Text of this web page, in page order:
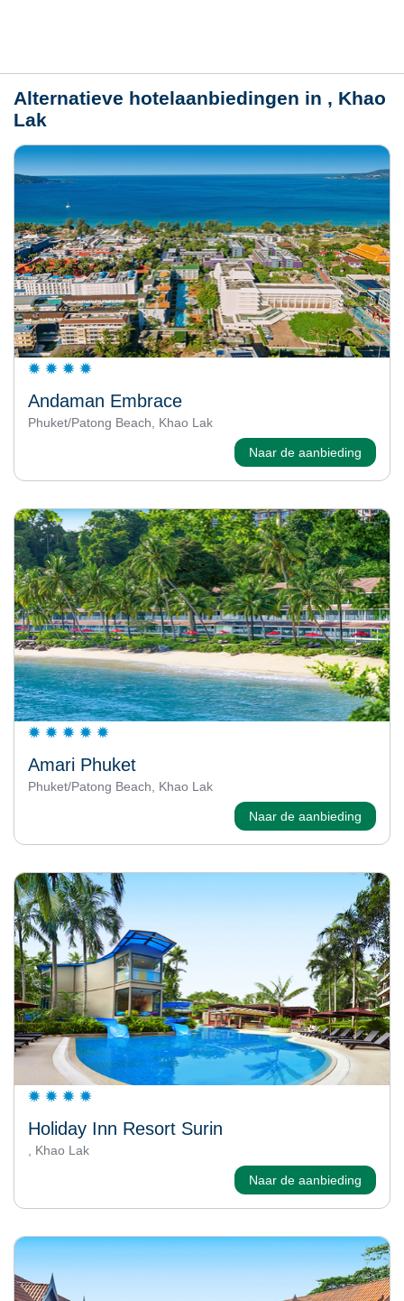
Alternatieve hotelaanbiedingen in , Khao
Lak
Andaman Embrace
Phuket/Patong Beach, Khao Lak
Naar de aanbieding
Amari Phuket
Phuket/Patong Beach, Khao Lak
Naar de aanbieding
Holiday Inn Resort Surin
, Khao Lak
Naar de aanbieding